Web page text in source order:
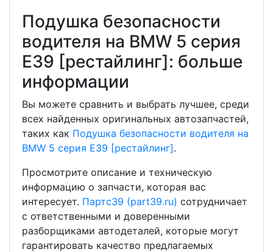
Подушка безопасности
водителя на BMW 5 серия
E39 [рестайлинг]: больше
информации
Вы можете сравнить и выбрать лучшее, среди
всех найденных оригинальных автозапчастей,
таких как Подушка безопасности водителя на
BMW 5 серия E39 [рестайлинг].
Просмотрите описание и техническую
информацию о запчасти, которая вас
интересует. Партс39 (part39.ru) сотрудничает
с ответственными и доверенными
разборщиками автодеталей, которые могут
гарантировать качество предлагаемых